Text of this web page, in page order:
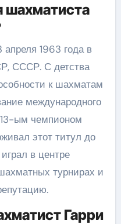
шахматиста
апреля 1963 года в
СССР. С детства
к шахматам
международного
13-ым чемпионом
этот титул до
в центре
турнирах и
Гарри